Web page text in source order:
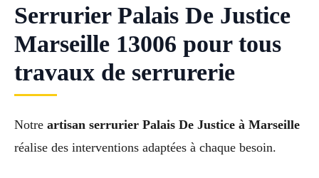
Serrurier Palais De Justice
Marseille 13006 pour tous
travaux de serrurerie
Notre artisan serrurier Palais De Justice à Marseille
réalise des interventions adaptées à chaque besoin.